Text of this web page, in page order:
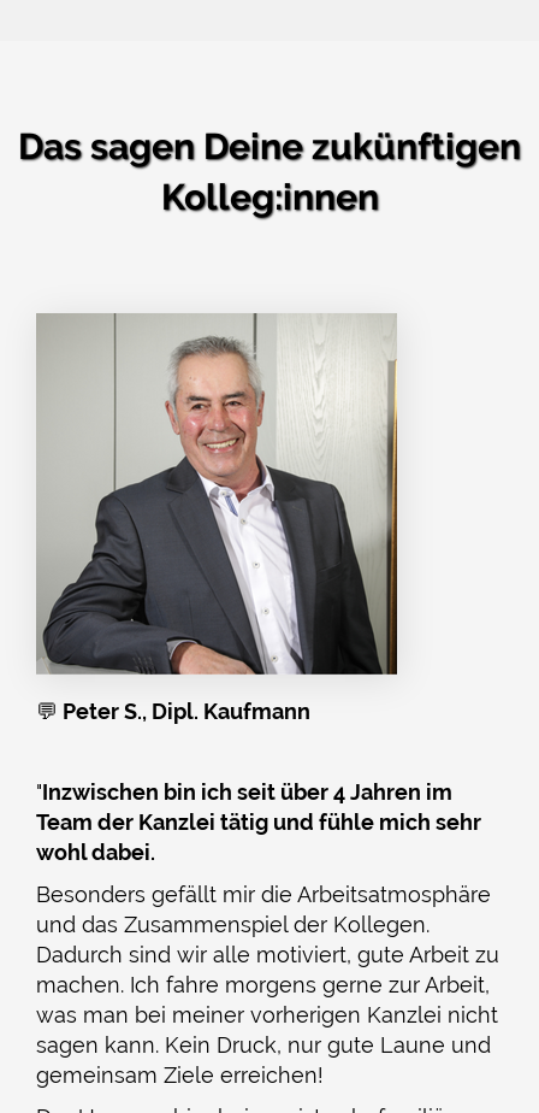
Das sagen Deine zukünftigen
Kolleg:innen
💬 Peter S., Dipl. Kaufmann
"Inzwischen bin ich seit über 4 Jahren im
Team der Kanzlei tätig und fühle mich sehr
wohl dabei.
Besonders gefällt mir die Arbeitsatmosphäre
und das Zusammenspiel der Kollegen.
Dadurch sind wir alle motiviert, gute Arbeit zu
machen. Ich fahre morgens gerne zur Arbeit,
was man bei meiner vorherigen Kanzlei nicht
sagen kann. Kein Druck, nur gute Laune und
gemeinsam Ziele erreichen!